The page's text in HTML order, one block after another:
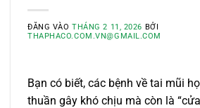
ĐĂNG VÀOTHÁNG 2 11, 2026 BỞI
THAPHACO.COM.VN@GMAIL.COM
Bạn có biết, các bệnh về tai mũi
thuần gây khó chịu mà còn là